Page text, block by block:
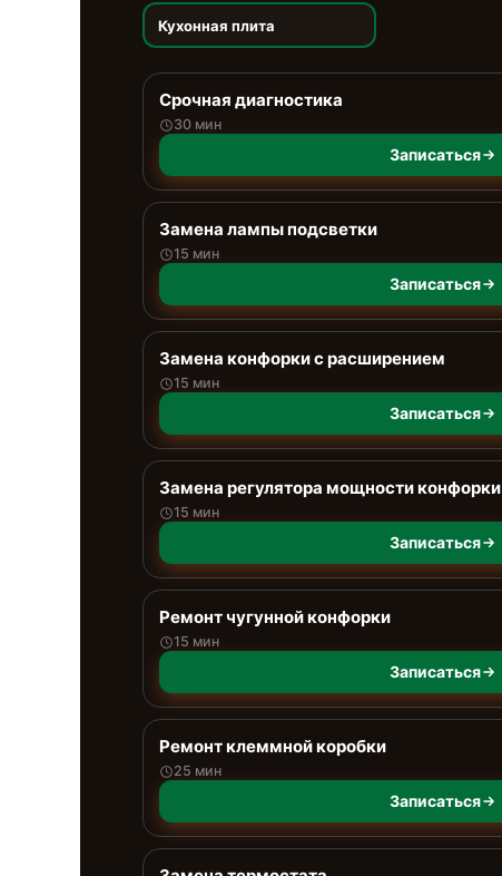
Кухонная плита
Срочная диагностика
30 мин
Записаться
Замена лампы подсветки
15 мин
Записаться
Замена конфорки с расширением
15 мин
Записаться
Замена регулятора мощности конфорки
15 мин
Записаться
Ремонт чугунной конфорки
15 мин
Записаться
Ремонт клеммной коробки
25 мин
Записаться